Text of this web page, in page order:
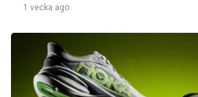
1 vecka ago